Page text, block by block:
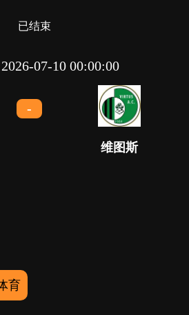
已结束
2026-07-10 00:00:00
-
维图斯
育